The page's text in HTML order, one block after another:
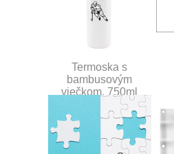
Termoska s
bambusovým
viečkom, 750ml